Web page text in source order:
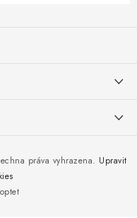
práva vyhrazena. Upravit